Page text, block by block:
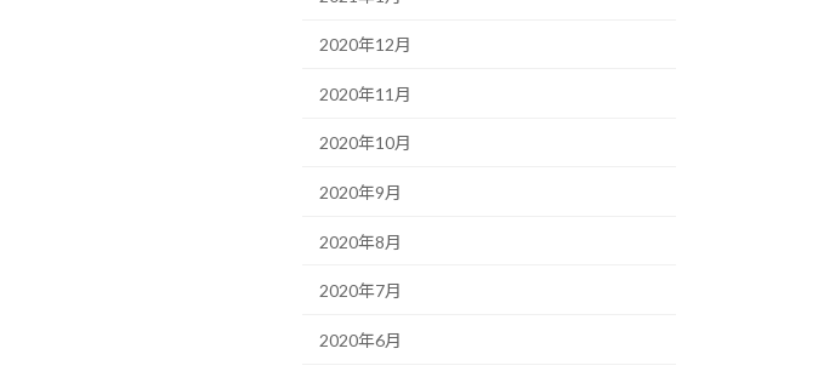
2020年12月
2020年11月
2020年10月
2020年9月
2020年8月
2020年7月
2020年6月